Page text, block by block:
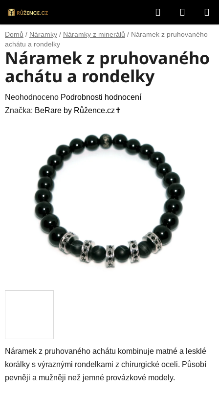
na
obsah
Hledat
KOŠÍK
Domů / Náramky / Náramky z minerálů / Náramek z pruhovaného
achátu a rondelky
Náramek z pruhovaného achátu kombinuje matné a lesklé
korálky s výraznými rondelkami z chirurgické oceli. Působí
pevněji a mužněji než jemné provázkové modely.
Náramek z pruhovaného
achátu a rondelky
Průměrné
hodnocení
hvězdiček.
Neohodnoceno Podrobnosti hodnocení
Značka: BeRare by Růžence.cz✝️